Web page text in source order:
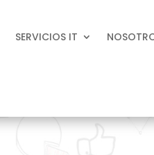
SERVICIOS IT